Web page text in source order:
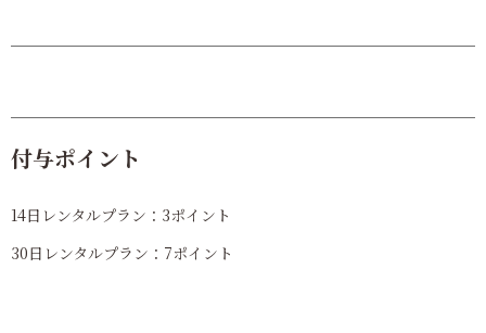
付与ポイント
14日レンタルプラン：3ポイント
30日レンタルプラン：7ポイント